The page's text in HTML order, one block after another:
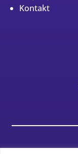
Kontakt